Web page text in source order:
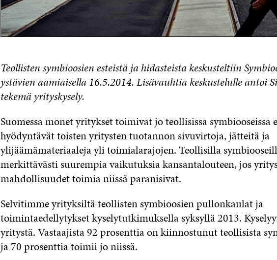
Teollisten symbioosien esteistä ja hidasteista keskusteltiin
ystävien aamiaisella 16.5.2014. Lisävauhtia keskustelulle antoi
tekemä yrityskysely.
Suomessa monet yritykset toimivat jo teollisissa symbiooseissa
hyödyntävät toisten yritysten tuotannon sivuvirtoja, jätteitä ja
ylijäämämateriaaleja yli toimialarajojen. Teollisilla
merkittävästi suurempia vaikutuksia kansantalouteen, jos
mahdollisuudet toimia niissä paranisivat.
Selvitimme yrityksiltä teollisten symbioosien pullonkaulat ja
toimintaedellytykset kyselytutkimuksella syksyllä 2013.
yritystä. Vastaajista 92 prosenttia on kiinnostunut teollisista
ja 70 prosenttia toimii jo niissä.